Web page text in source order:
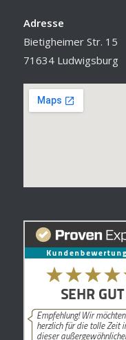
Adresse
Bietigheimer Str. 15
71634 Ludwigsburg